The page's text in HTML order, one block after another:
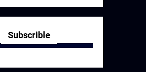
Subscrible